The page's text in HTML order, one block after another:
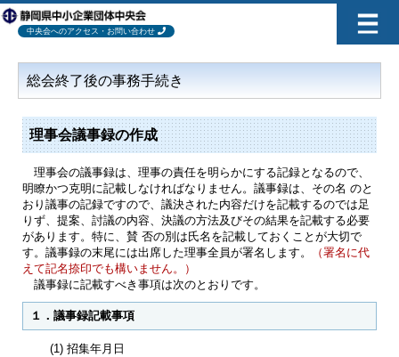
中央会へのアクセス・お問い合わせ
総会終了後の事務手続き
理事会議事録の作成
理事会の議事録は、理事の責任を明らかにする記録となるので、
明瞭かつ克明に記載しなければなりません。議事録は、その名 のと
おり議事の記録ですので、議決された内容だけを記載するのでは足
りず、提案、討議の内容、決議の方法及びその結果を記載する必要
があります。特に、賛 否の別は氏名を記載しておくことが大切で
す。議事録の末尾には出席した理事全員が署名します。
（署名に代
えて記名捺印でも構いません。）
議事録に記載すべき事項は次のとおりです。
１．議事録記載事項
(1) 招集年月日